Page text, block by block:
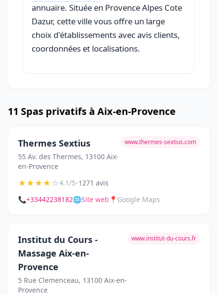
annuaire. Située en Provence Alpes Cote
Dazur, cette ville vous offre un large
choix d'établissements avec avis clients,
coordonnées et localisations.
11 Spas privatifs à Aix-en-Provence
Thermes Sextius
55 Av. des Thermes, 13100 Aix-
en-Provence
www.thermes-sextius.com
★★★★☆4.1/5•1271 avis
📞+33442238182🌐Site web 📍 Google Maps
Institut du Cours -
Massage Aix-en-
Provence
5 Rue Clemenceau, 13100 Aix-en-
Provence
www.institut-du-cours.fr